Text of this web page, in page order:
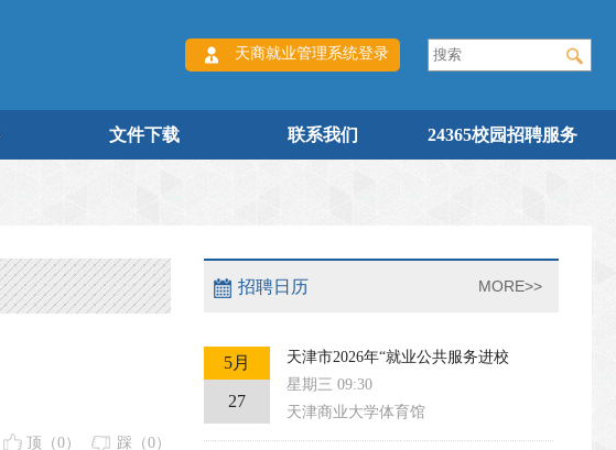
天商就业管理系统登录
文件下载 联系我们 24365校园招聘服务
顶（0） 踩（0）
招聘日历 MORE>>
5月
27
天津市2026年“就业公共服务进校
星期三 09:30
天津商业大学体育馆